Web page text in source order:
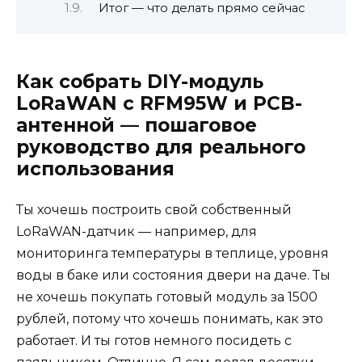
Итог — что делать прямо сейчас
Как собрать DIY-модуль
LoRaWAN с RFM95W и PCB-
антенной — пошаговое
руководство для реального
использования
Ты хочешь построить свой собственный
LoRaWAN-датчик — например, для
мониторинга температуры в теплице, уровня
воды в баке или состояния двери на даче. Ты
не хочешь покупать готовый модуль за 1500
рублей, потому что хочешь понимать, как это
работает. И ты готов немного посидеть с